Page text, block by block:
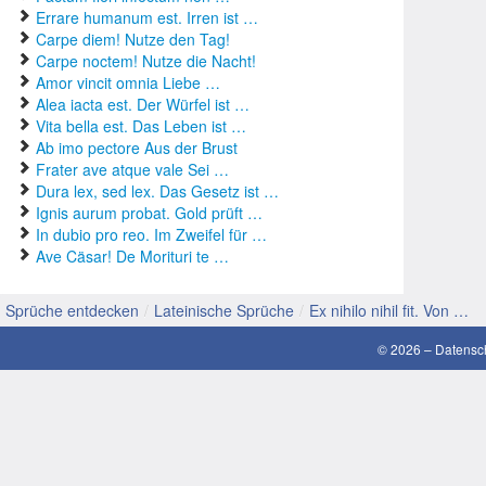
Errare humanum est. Irren ist …
Carpe diem! Nutze den Tag!
Carpe noctem! Nutze die Nacht!
Amor vincit omnia Liebe …
Alea iacta est. Der Würfel ist …
Vita bella est. Das Leben ist …
Ab imo pectore Aus der Brust
Frater ave atque vale Sei …
Dura lex, sed lex. Das Gesetz ist …
Ignis aurum probat. Gold prüft …
In dubio pro reo. Im Zweifel für …
Ave Cäsar! De Morituri te …
Sprüche entdecken / Lateinische Sprüche / Ex nihilo nihil fit. Von …
© 2026 –